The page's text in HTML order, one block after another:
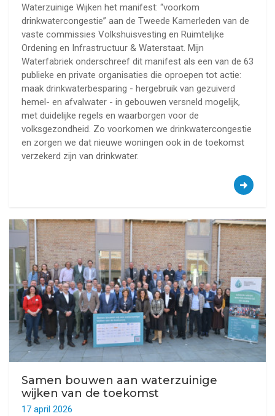
Waterzuinige Wijken het manifest: “voorkom
drinkwatercongestie” aan de Tweede Kamerleden van de
vaste commissies Volkshuisvesting en Ruimtelijke
Ordening en Infrastructuur & Waterstaat. Mijn
Waterfabriek onderschreef dit manifest als een van de 63
publieke en private organisaties die oproepen tot actie:
maak drinkwaterbesparing - hergebruik van gezuiverd
hemel- en afvalwater - in gebouwen versneld mogelijk,
met duidelijke regels en waarborgen voor de
volksgezondheid. Zo voorkomen we drinkwatercongestie
en zorgen we dat nieuwe woningen ook in de toekomst
verzekerd zijn van drinkwater.
Samen bouwen aan waterzuinige
wijken van de toekomst
17 april 2026